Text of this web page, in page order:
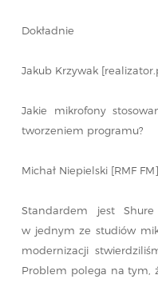
Dokładnie
Jakub Krzywak
Jakie mikrofony
tworzeniem programu?
Michał Niepielski [RMF FM]
Standardem jest Shure
w jednym ze studiów
modernizacji
Problem polega na tym,